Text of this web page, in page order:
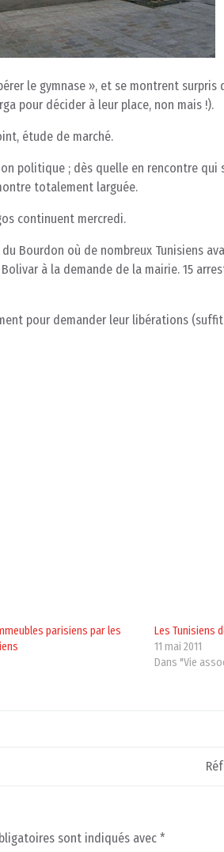
le gymnase », et se montrent surpris
pour décider à leur place, non mais !).
étude de marché.
politique ; dès quelle en rencontre qui
totalement larguée.
continuent mercredi.
Bourdon où de nombreux Tunisiens
à la demande de la mairie. 15
pour demander leur libérations
parisiens par les
Les Tunisiens
11 mai 2011
Dans "Vie
sont indiqués avec *